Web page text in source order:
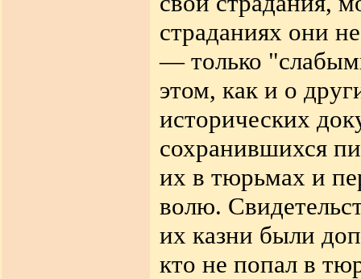
страданиях они
— только
этом, как и о
исторических
сохранившихся
их в тюрьмах и
волю.
их казни были
кто не попал в